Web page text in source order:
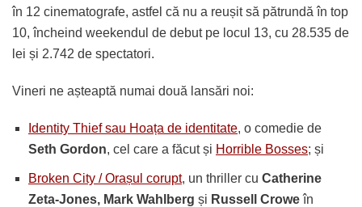
în 12 cinematografe, astfel că nu a reușit să pătrundă în top
10, încheind weekendul de debut pe locul 13, cu 28.535 de
lei și 2.742 de spectatori.
Vineri ne așteaptă numai două lansări noi:
Identity Thief sau Hoața de identitate, o comedie de
Seth Gordon, cel care a făcut și Horrible Bosses; și
Broken City / Orașul corupt, un thriller cu Catherine
Zeta-Jones, Mark Wahlberg și Russell Croweîn